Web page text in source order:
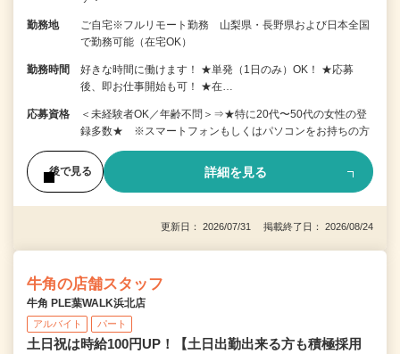
勤務地
ご自宅※フルリモート勤務 山梨県・長野県および日本全国
で勤務可能（在宅OK）
勤務時間
好きな時間に働けます！ ★単発（1日のみ）OK！ ★応募
後、即お仕事開始も可！ ★在…
応募資格
＜未経験者OK／年齢不問＞⇒★特に20代〜50代の女性の登
録多数★ ※スマートフォンもしくはパソコンをお持ちの方
後で見る 詳細を見る
更新日： 2026/07/31 掲載終了日： 2026/08/24
牛角の店舗スタッフ
牛角 PLE葉WALK浜北店
アルバイト パート
土日祝は時給100円UP！【土日出勤出来る方も積極採用